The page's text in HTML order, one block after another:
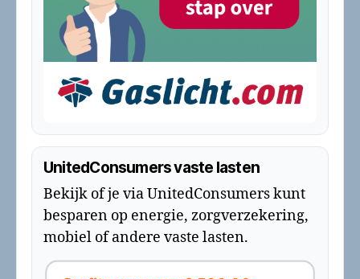
UnitedConsumers vaste lasten
Bekijk of je via UnitedConsumers kunt
besparen op energie, zorgverzekering,
mobiel of andere vaste lasten.